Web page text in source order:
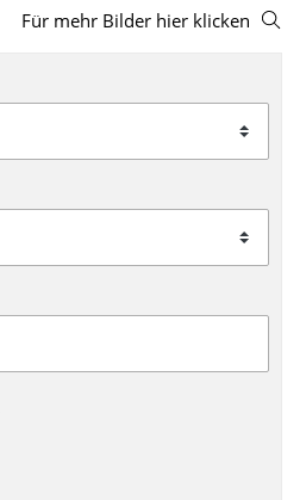
Für mehr Bilder hier klicken